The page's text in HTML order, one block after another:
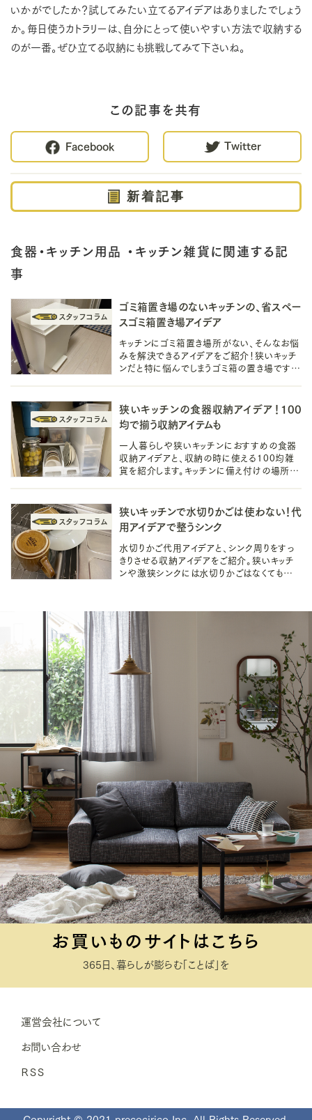
いかがでしたか？試してみたい立てるアイデアはありましたでしょう
か。毎日使うカトラリーは、自分にとって使いやすい方法で収納する
のが一番。ぜひ立てる収納にも挑戦してみて下さいね。
この記事を共有
Facebook Twitter
新着記事
食器・キッチン用品 ・キッチン雑貨に関連する記
事
ゴミ箱置き場のないキッチンの、省スペー
スゴミ箱置き場アイデア
キッチンにゴミ箱置き場所がない、そんなお悩
みを解決できるアイデアをご紹介！狭いキッチ
ンだと特に悩んでしまうゴミ箱の置き場です
狭いキッチンの食器収納アイデア！100
均で揃う収納アイテムも
一人暮らしや狭いキッチンにおすすめの食器
収納アイデアと、収納の時に使える100均雑
貨を紹介します。キッチンに備え付けの場所を
狭いキッチンで水切りかごは使わない！代
用アイデアで整うシンク
水切りかご代用アイデアと、シンク周りをすっ
きりさせる収納アイデアをご紹介。狭いキッチ
ンや激狭シンクには水切りかごはなくても大
お買いものサイトはこちら
365日、暮らしが膨らむ「ことば」を
運営会社について
お問い合わせ
ＲＳＳ